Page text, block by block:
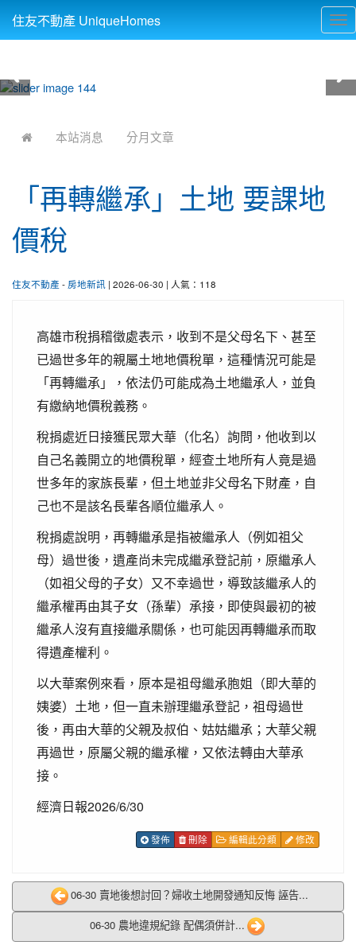
住友不動產 UniqueHomes
本站消息 分月文章
「再轉繼承」土地 要課地
價稅
住友不動產 - 房地新訊 | 2026-06-30 | 人氣：118
高雄市稅捐稽徵處表示，收到不是父母名下、甚至
已過世多年的親屬土地地價稅單，這種情況可能是
「再轉繼承」，依法仍可能成為土地繼承人，並負
有繳納地價稅義務。
稅捐處近日接獲民眾大華（化名）詢問，他收到以
自己名義開立的地價稅單，經查土地所有人竟是過
世多年的家族長輩，但土地並非父母名下財產，自
己也不是該名長輩各順位繼承人。
稅捐處說明，再轉繼承是指被繼承人（例如祖父
母）過世後，遺產尚未完成繼承登記前，原繼承人
（如祖父母的子女）又不幸過世，導致該繼承人的
繼承權再由其子女（孫輩）承接，即使與最初的被
繼承人沒有直接繼承關係，也可能因再轉繼承而取
得遺產權利。
以大華案例來看，原本是祖母繼承胞姐（即大華的
姨婆）土地，但一直未辦理繼承登記，祖母過世
後，再由大華的父親及叔伯、姑姑繼承；大華父親
再過世，原屬父親的繼承權，又依法轉由大華承
接。
經濟日報2026/6/30
發佈 刪除 編輯此分類 修改
06-30 賣地後想討回？婦收土地開發通知反悔 誣告...
06-30 農地違規紀錄 配偶須併計...